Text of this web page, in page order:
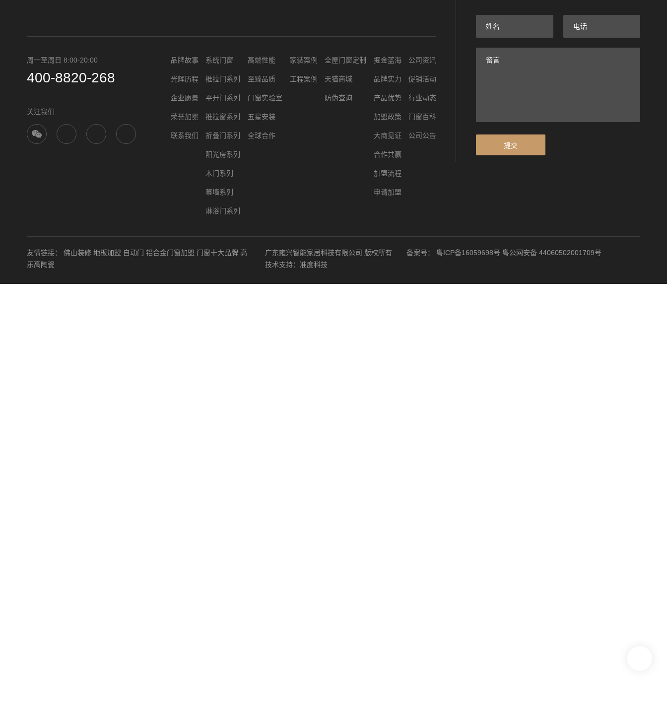
周一至周日 8:00-20:00
400-8820-268
关注我们
品牌故事
光辉历程
企业愿景
荣誉加冕
联系我们
系统门窗
推拉门系列
平开门系列
推拉窗系列
折叠门系列
阳光房系列
木门系列
幕墙系列
淋浴门系列
高端性能
至臻品质
门窗实验室
五星安装
全球合作
家装案例
工程案例
全屋门窗定制
天猫商城
防伪查询
掘金蓝海
品牌实力
产品优势
加盟政策
大商见证
合作共赢
加盟流程
申请加盟
公司资讯
促销活动
行业动态
门窗百科
公司公告
提交
友情链接： 佛山装修 地板加盟 自动门 铝合金门窗加盟 门窗十大品牌 高
乐高陶瓷
广东雍兴智能家居科技有限公司 版权所有 备案号： 粤ICP备16059698号 粤公网安备 44060502001709号
技术支持： 准度科技